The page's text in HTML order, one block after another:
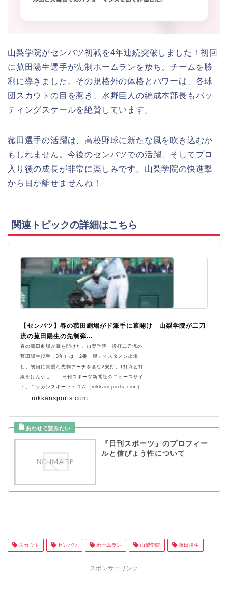
山梨学院がセンバツ初戦を4年連続突破しました！初回
に菰田陽生選手が先制ホームランを放ち、チームを勝
利に導きました。その規格外の体格とパワーは、各球
団スカウトの目を惹き、水野巨人の編成本部長もバッ
ティングスケールを絶賛しています。
菰田選手の活躍は、高校野球に新たな風を吹き込むか
もしれません。今後のセンバツでの活躍、そしてプロ
入り後の成長が非常に楽しみです。山梨学院の快進撃
から目が離せませんね！
関連トピックの詳細はこちら
nikkansports.com
【センバツ】春の菰田劇場がド派手に幕開け 山梨学院が二刀
流の菰田陽生の先制弾...
春の菰田劇場が幕を開けた。山梨学院・投打二刀流の
菰田陽生投手（3年）は「2番一塁」でスタメン出場
し、初回に貴重な先制アーチを含む2安打、1打点と打
線をけん引し… - 日刊スポーツ新聞社のニュースサイ
ト、ニッカンスポーツ・コム（nikkansports.com）
『日刊スポーツ』のプロフィー
ルと信ぴょう性について
スカウト センバツ ホームラン 山梨学院 菰田陽生
スポンサーリンク